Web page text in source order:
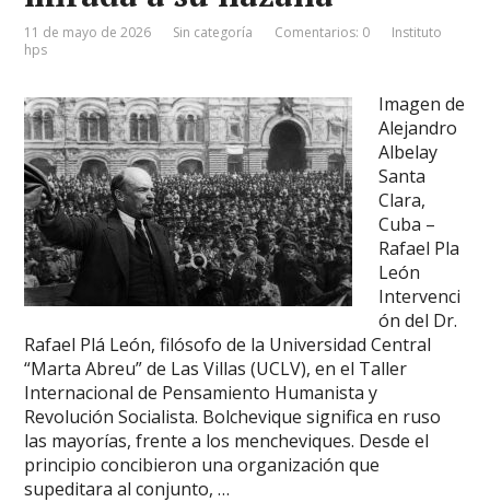
11 de mayo de 2026 Sin categoría Comentarios: 0
Instituto
hps
Imagen de
Alejandro
Albelay
Santa
Clara,
Cuba –
Rafael Pla
León
Intervenci
ón del Dr.
Rafael Plá León, filósofo de la Universidad Central
“Marta Abreu” de Las Villas (UCLV), en el Taller
Internacional de Pensamiento Humanista y
Revolución Socialista. Bolchevique significa en ruso
las mayorías, frente a los mencheviques. Desde el
principio concibieron una organización que
supeditara al conjunto, …